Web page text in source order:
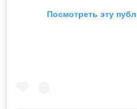
Посмотреть эту